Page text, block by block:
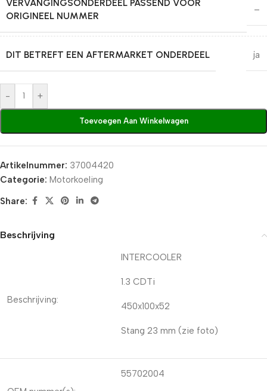
VERVANGINGSONDERDEEL PASSEND VOOR
ORIGINEEL NUMMER
–
DIT BETREFT EEN AFTERMARKET ONDERDEEL ja
- +
Toevoegen Aan Winkelwagen
Artikelnummer: 37004420
Categorie: Motorkoeling
Share:
Beschrijving
Beschrijving:
INTERCOOLER
1.3 CDTi
450x100x52
Stang 23 mm (zie foto)
55702004